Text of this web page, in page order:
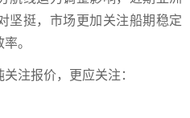
坚挺，市场更加关注船期稳定
。
注报价，更应关注：